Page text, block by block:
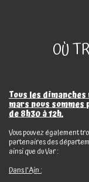
OÙ
Tous les
mars nous
de 8h30 à 12h.
Vous pouvez également
partenaires des
ainsi que du Var :
Dans l'Ain :